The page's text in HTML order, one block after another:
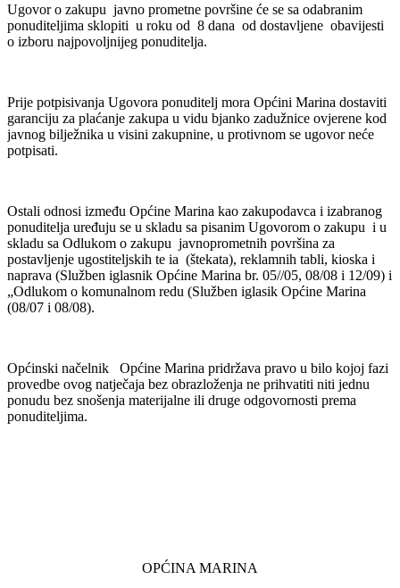
Ugovor o zakupu javno prometne površine će se sa odabranim
ponuditeljima sklopiti u roku od 8 dana od dostavljene obavijesti
o izboru najpovoljnijeg ponuditelja.
Prije potpisivanja Ugovora ponuditelj mora Općini Marina dostaviti
garanciju za plaćanje zakupa u vidu bjanko zadužnice ovjerene kod
javnog bilježnika u visini zakupnine, u protivnom se ugovor neće
potpisati.
Ostali odnosi između Općine Marina kao zakupodavca i izabranog
ponuditelja uređuju se u skladu sa pisanim Ugovorom o zakupu i u
skladu sa Odlukom o zakupu javnoprometnih površina za
postavljenje ugostiteljskih te ia (štekata), reklamnih tabli, kioska i
naprava (Služben iglasnik Općine Marina br. 05//05, 08/08 i 12/09) i
„Odlukom o komunalnom redu (Služben iglasik Općine Marina
(08/07 i 08/08).
Općinski načelnik Općine Marina pridržava pravo u bilo kojoj fazi
provedbe ovog natječaja bez obrazloženja ne prihvatiti niti jednu
ponudu bez snošenja materijalne ili druge odgovornosti prema
ponuditeljima.
OPĆINA MARINA